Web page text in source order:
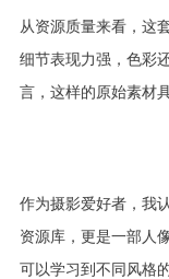
从资源质量来看，这
细节表现力强，色彩
言，这样的原始素材
作为摄影爱好者，我
资源库，更是一部人
可以学习到不同风格